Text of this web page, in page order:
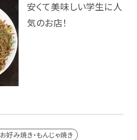
安くて美味しい学生に人
気のお店！
お好み焼き・もんじゃ焼き